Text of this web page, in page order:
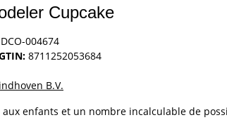
Cupcake
004674
8711252053684
B.V.
enfants et un nombre incalculable de